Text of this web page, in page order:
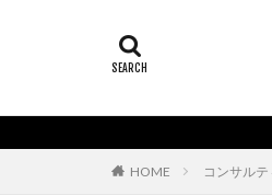
HOME コンサル